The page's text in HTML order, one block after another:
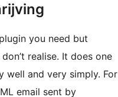
you need but
realise. It does one
well and very simply. For
email sent by